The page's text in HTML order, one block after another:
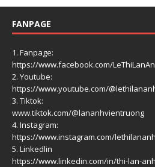
FANPAGE
1. Fanpage:
https://www.facebook.com/
2. Youtube:
https://www.youtube.com/
3. Tiktok:
www.tiktok.com/@lananhvientruong
4. Instagram:
https://www.instagram.com/
5. Linkedlin
https://www.linkedin.com/in/thi-lan-